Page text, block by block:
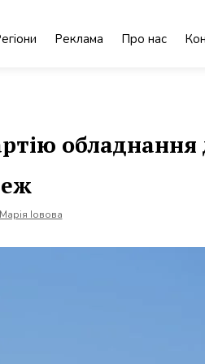
Реклама Про нас
обладнання
Марія Іовова